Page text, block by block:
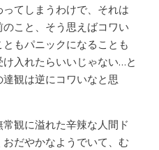
てしまうわけで、それは
こと、そう思えばコワい
もパニックになることも
入れたらいいじゃない…と
観は逆にコワいなと思
常観に溢れた辛辣な人間ド
だやかなようでいて、む